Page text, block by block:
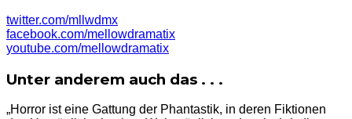
twitter.com/mllwdmx
facebook.com/mellowdramatix
youtube.com/mellowdramatix
Unter anderem auch das . . .
„Horror ist eine Gattung der Phantastik, in deren Fiktionen